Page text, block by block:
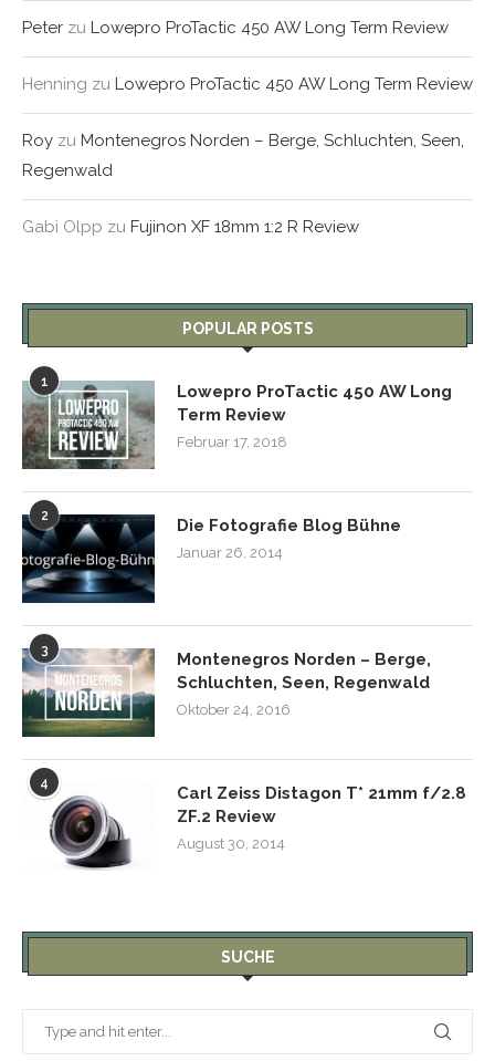
Peter zu Lowepro ProTactic 450 AW Long Term Review
Henning zu Lowepro ProTactic 450 AW Long Term Review
Roy zu Montenegros Norden – Berge, Schluchten, Seen,
Regenwald
Gabi Olpp zu Fujinon XF 18mm 1:2 R Review
POPULAR POSTS
1
Lowepro ProTactic 450 AW Long
Term Review
Februar 17, 2018
2 Die Fotografie Blog Bühne
Januar 26, 2014
3
Montenegros Norden – Berge,
Schluchten, Seen, Regenwald
Oktober 24, 2016
4
Carl Zeiss Distagon T* 21mm f/2.8
ZF.2 Review
August 30, 2014
SUCHE